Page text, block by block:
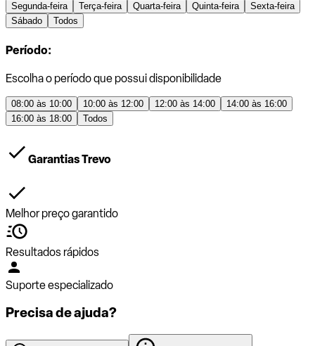
Segunda-feira Terça-feira Quarta-feira Quinta-feira
Sexta-feira
Sábado
Todos
Período:
Escolha o período que possui disponibilidade
08:00 às 10:00 10:00 às 12:00 12:00 às 14:00
14:00 às 16:00
16:00 às 18:00
Todos
Garantias Trevo
Melhor preço garantido
Resultados rápidos
Suporte especializado
Precisa de ajuda?